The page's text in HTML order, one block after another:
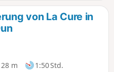
von La Cure in
m
1:50 Std.